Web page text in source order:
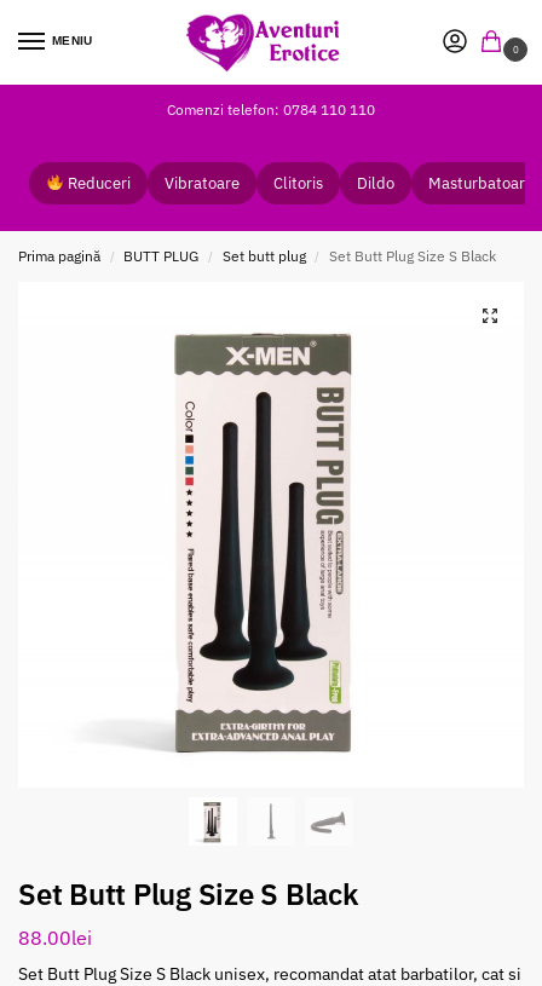
MENIU
0
Comenzi telefon: 0784 110 110
Reduceri Vibratoare Clitoris Dildo Masturbatoare
Prima pagină / BUTT PLUG / Set butt plug / Set Butt Plug Size S Black
Set Butt Plug Size S Black
88.00lei
Set Butt Plug Size S Black unisex, recomandat atat barbatilor, cat si